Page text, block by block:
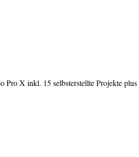
X inkl. 15 selbsterstellte Projekte